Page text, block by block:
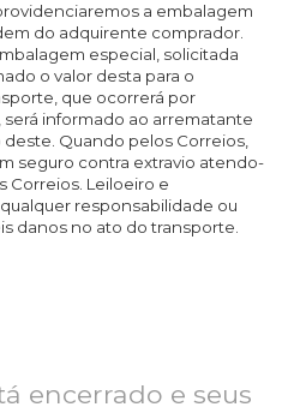
a embalagem
do adquirente comprador.
especial, solicitada
o valor desta para o
que ocorrerá por
informado ao arrematante
Quando pelos Correios,
seguro contra extravio atendo-
Correios. Leiloeiro e
responsabilidade ou
danos no ato do transporte.
encerrado e seus